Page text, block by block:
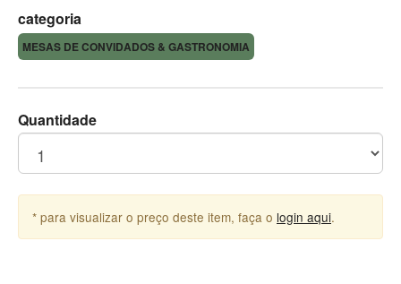
categoria
MESAS DE CONVIDADOS & GASTRONOMIA
Quantidade
* para visualizar o preço deste item, faça o login aqui.